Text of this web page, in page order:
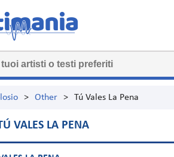
> Other > Tú Vales La Pena
VALES LA PENA